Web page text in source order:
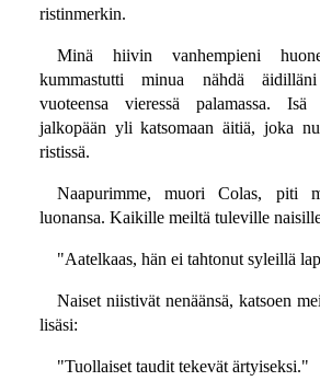
ristinmerkin.
Minä hiivin vanhempieni
kummastutti minua nähdä
vuoteensa vieressä palamassa.
jalkopään yli katsomaan äitiä, joka
ristissä.
Naapurimme, muori Colas, piti
luonansa. Kaikille meiltä tuleville
"Aatelkaas, hän ei tahtonut syleillä
Naiset niistivät nenäänsä, katsoen
lisäsi:
"Tuollaiset taudit tekevät ärtyiseksi."